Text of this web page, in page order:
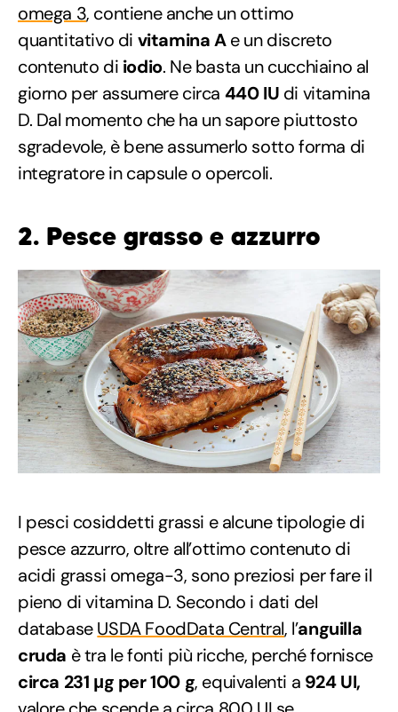
omega 3, contiene anche un ottimo
quantitativo di vitamina Ae un discreto
contenuto di iodio. Ne basta un cucchiaino al
giorno per assumere circa 440 IU di vitamina
D. Dal momento che ha un sapore piuttosto
sgradevole, è bene assumerlo sotto forma di
integratore in capsule o opercoli.
2. Pesce grasso e azzurro
I pesci cosiddetti grassi e alcune tipologie di
pesce azzurro, oltre all’ottimo contenuto di
acidi grassi omega-3, sono preziosi per fare il
pieno di vitamina D. Secondo i dati del
databaseUSDA FoodData Central, l’anguilla
cruda è tra le fonti più ricche, perché fornisce
circa 231 μg per 100 g, equivalenti a 924 UI,